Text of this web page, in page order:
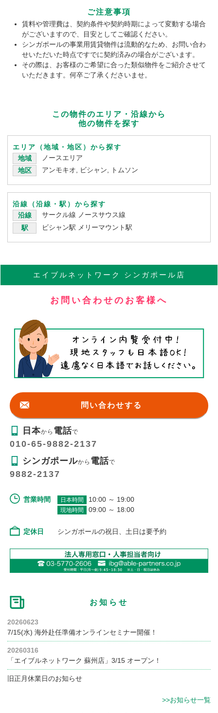
ご注意事項
賃料や管理費は、契約条件や契約時期によって変動する場合
がございますので、目安としてご確認ください。
シンガポールの事業用賃貸物件は流動的なため、お問い合わ
せいただいた時点ですでに契約済みの場合がございます。
その際は、お客様のご希望に合った類似物件をご紹介させて
いただきます。何卒ご了承くださいませ。
この物件のエリア・沿線から
他の物件を探す
エリア（地域・地区）から探す
地域
ノースエリア
地区
アンモキオ, ビシャン, トムソン
沿線（沿線・駅）から探す
沿線
サークル線 ノースサウス線
駅
ビシャン駅 メリーマウント駅
エイブル ネットワーク シンガポール店
お問い合わせのお客様へ
問い合わせする
日本から 電話で
010-65-9882-2137
シンガポールから 電話で
9882-2137
営業時間 日本時間 10:00 ～ 19:00
現地時間 09:00 ～ 18:00
定休日 シンガポールの祝日、土日は要予約
お知らせ
20260623
7/15(水) 海外赴任準備オンラインセミナー開催！
20260316
「エイブルネットワーク 蘇州店」3/15 オープン！
旧正月休業日のお知らせ
>>お知らせ一覧